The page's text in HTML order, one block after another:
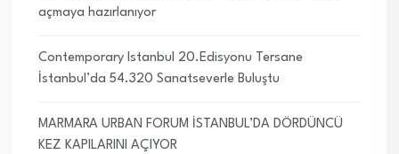
açmaya hazırlanıyor
Contemporary Istanbul 20.Edisyonu Tersane
İstanbul’da 54.320 Sanatseverle Buluştu
MARMARA URBAN FORUM İSTANBUL’DA DÖRDÜNCÜ
KEZ KAPILARINI AÇIYOR